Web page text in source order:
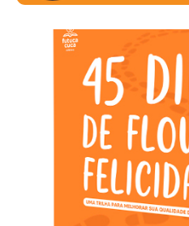
Livro Tenório e a Cidade
Roteiro de um
Chefs Prestige